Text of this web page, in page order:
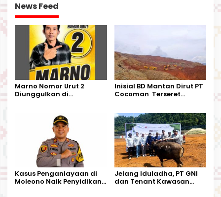
News Feed
Marno Nomor Urut 2
Diunggulkan di
Harapan Warga
Inisial BD Mantan Dirut PT
Cocoman Terseret
Kalimantan Barat
Kasus Penganiayaan di
Moleono Naik Penyidikan,
Jelang Iduladha, PT GNI
dan Tenant Kawasan